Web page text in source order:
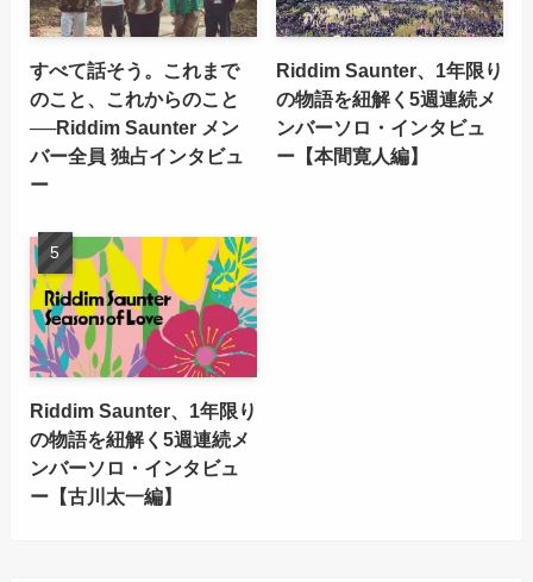
すべて話そう。これまで
のこと、これからのこと
──Riddim Saunter メン
バー全員 独占インタビュ
ー
Riddim Saunter、1年限り
の物語を紐解く5週連続メ
ンバーソロ・インタビュ
ー【本間寛人編】
Riddim Saunter、1年限り
の物語を紐解く5週連続メ
ンバーソロ・インタビュ
ー【古川太一編】